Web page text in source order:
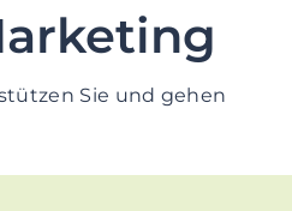
Sie und gehen